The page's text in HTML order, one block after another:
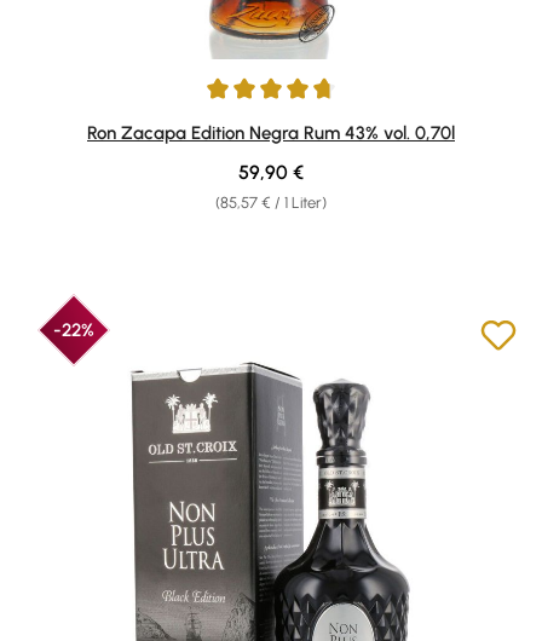
Durchschnittliche Bewertung von 4.84 von 5 Sternen
Ron Zacapa Edition Negra Rum 43% vol. 0,70l
(85,57 € / 1 Liter)
Regulärer Preis:
59,90 €
-22%